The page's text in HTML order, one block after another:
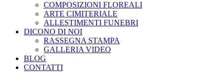
COMPOSIZIONI FLOREALI
ARTE CIMITERIALE
ALLESTIMENTI FUNEBRI
DICONO DI NOI
RASSEGNA STAMPA
GALLERIA VIDEO
BLOG
CONTATTI